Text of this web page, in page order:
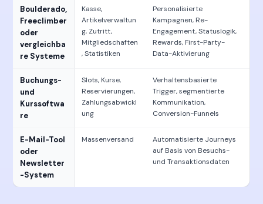
Boulderado,
Freeclimber
oder
vergleichba
re Systeme
Kasse,
Artikelverwaltun
g, Zutritt,
Mitgliedschaften
, Statistiken
Personalisierte
Kampagnen, Re-
Engagement, Statuslogik,
Rewards, First-Party-
Data-Aktivierung
Buchungs-
und
Kurssoftwa
re
Slots, Kurse,
Reservierungen,
Zahlungsabwickl
ung
Verhaltensbasierte
Trigger, segmentierte
Kommunikation,
Conversion-Funnels
E-Mail-Tool
oder
Newsletter
-System
Massenversand
Automatisierte Journeys
auf Basis von Besuchs-
und Transaktionsdaten